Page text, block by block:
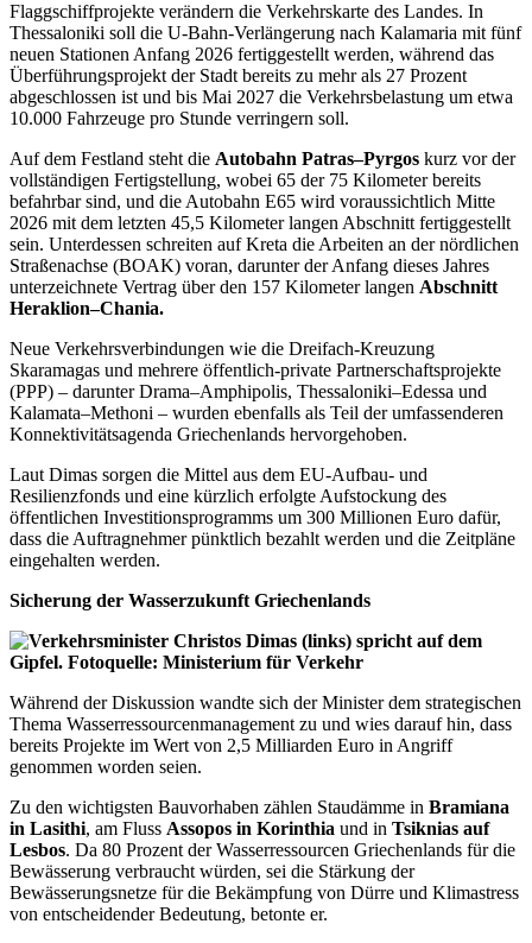
Flaggschiffprojekte verändern die Verkehrskarte des Landes. In
Thessaloniki soll die U-Bahn-Verlängerung nach Kalamaria mit fünf
neuen Stationen Anfang 2026 fertiggestellt werden, während das
Überführungsprojekt der Stadt bereits zu mehr als 27 Prozent
abgeschlossen ist und bis Mai 2027 die Verkehrsbelastung um etwa
10.000 Fahrzeuge pro Stunde verringern soll.
Auf dem Festland steht die Autobahn Patras–Pyrgos kurz vor der
vollständigen Fertigstellung, wobei 65 der 75 Kilometer bereits
befahrbar sind, und die Autobahn E65 wird voraussichtlich Mitte
2026 mit dem letzten 45,5 Kilometer langen Abschnitt fertiggestellt
sein. Unterdessen schreiten auf Kreta die Arbeiten an der nördlichen
Straßenachse (BOAK) voran, darunter der Anfang dieses Jahres
unterzeichnete Vertrag über den 157 Kilometer langen Abschnitt
Heraklion–Chania.
Neue Verkehrsverbindungen wie die Dreifach-Kreuzung
Skaramagas und mehrere öffentlich-private Partnerschaftsprojekte
(PPP) – darunter Drama–Amphipolis, Thessaloniki–Edessa und
Kalamata–Methoni – wurden ebenfalls als Teil der umfassenderen
Konnektivitätsagenda Griechenlands hervorgehoben.
Laut Dimas sorgen die Mittel aus dem EU-Aufbau- und
Resilienzfonds und eine kürzlich erfolgte Aufstockung des
öffentlichen Investitionsprogramms um 300 Millionen Euro dafür,
dass die Auftragnehmer pünktlich bezahlt werden und die Zeitpläne
eingehalten werden.
Sicherung der Wasserzukunft Griechenlands
Während der Diskussion wandte sich der Minister dem strategischen
Thema Wasserressourcenmanagement zu und wies darauf hin, dass
bereits Projekte im Wert von 2,5 Milliarden Euro in Angriff
genommen worden seien.
Zu den wichtigsten Bauvorhaben zählen Staudämme in Bramiana
in Lasithi, am Fluss Assopos in Korinthia und in Tsiknias auf
Lesbos. Da 80 Prozent der Wasserressourcen Griechenlands für die
Bewässerung verbraucht würden, sei die Stärkung der
Bewässerungsnetze für die Bekämpfung von Dürre und Klimastress
von entscheidender Bedeutung, betonte er.